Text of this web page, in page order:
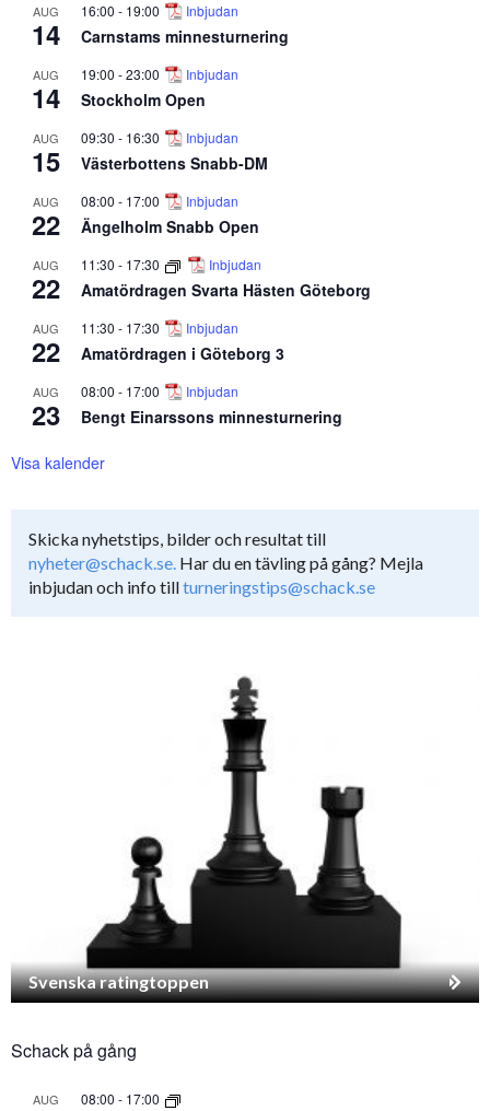
AUG
14
16:00 - 19:00 Inbjudan
Carnstams minnesturnering
AUG
14
19:00 -23:00 Inbjudan
Stockholm Open
AUG
15
09:30 - 16:30 Inbjudan
Västerbottens Snabb-DM
AUG
22
08:00 - 17:00 Inbjudan
Ängelholm Snabb Open
AUG
22
11:30 - 17:30 Inbjudan
Amatördragen Svarta Hästen Göteborg
AUG
22
11:30 - 17:30 Inbjudan
Amatördragen i Göteborg 3
AUG
23
08:00 - 17:00 Inbjudan
Bengt Einarssons minnesturnering
Visa kalender
Skicka nyhetstips, bilder och resultat till
nyheter@schack.se. Har du en tävling på gång? Mejla
inbjudan och info tillturneringstips@schack.se
Svenska ratingtoppen
Schack på gång
AUG 08:00 - 17:00